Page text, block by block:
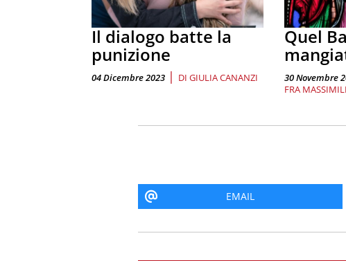
Il dialogo batte la
punizione
04 Dicembre 2023 | DI GIULIA CANANZI
Quel
30 Novembre
FRA
EMAIL